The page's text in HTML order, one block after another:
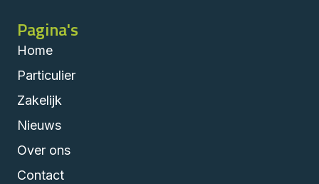
Pagina's
Home
Particulier
Zakelijk
Nieuws
Over ons
Contact